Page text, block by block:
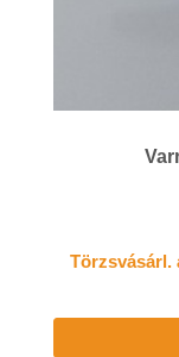
Törzsvásárl.